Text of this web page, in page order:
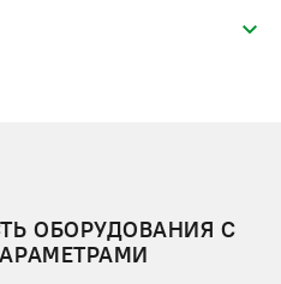
ОБОРУДОВАНИЯ С